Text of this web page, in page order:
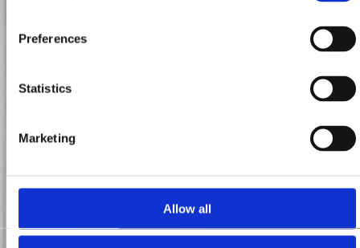
Preferences
Statistics
Marketing
Allow all